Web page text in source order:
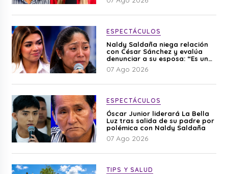
ESPECTÁCULOS
Naldy Saldaña niega relación
con César Sánchez y evalúa
denunciar a su esposa: “Es una
difamación”
07 Ago 2026
ESPECTÁCULOS
Óscar Junior liderará La Bella
Luz tras salida de su padre por
polémica con Naldy Saldaña
07 Ago 2026
TIPS Y SALUD